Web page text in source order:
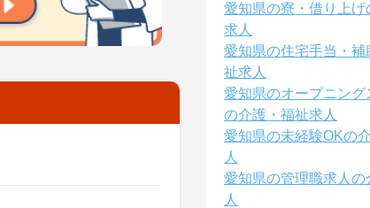
愛知県の寮・借り上げ
求人
愛知県の住宅手当・補
祉求人
愛知県のオープニング
の介護・福祉求人
愛知県の未経験OKの
人
愛知県の管理職求人の
人